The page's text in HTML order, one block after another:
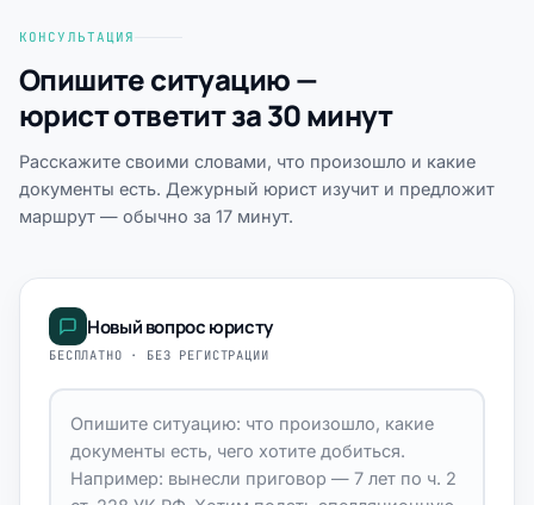
КОНСУЛЬТАЦИЯ
Опишите ситуацию —
юрист ответит за 30 минут
Расскажите своими словами, что произошло и какие
документы есть. Дежурный юрист изучит и предложит
маршрут — обычно за 17 минут.
Новый вопрос юристу
БЕСПЛАТНО · БЕЗ РЕГИСТРАЦИИ